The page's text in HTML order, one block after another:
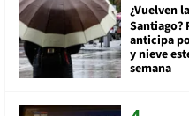
¿Vuelven
Santiago?
anticipa
y nieve
semana